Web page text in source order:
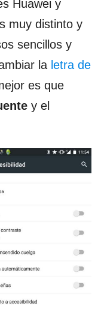
Huawei y
muy distinto y
sencillos y
la letra de
es que
y el